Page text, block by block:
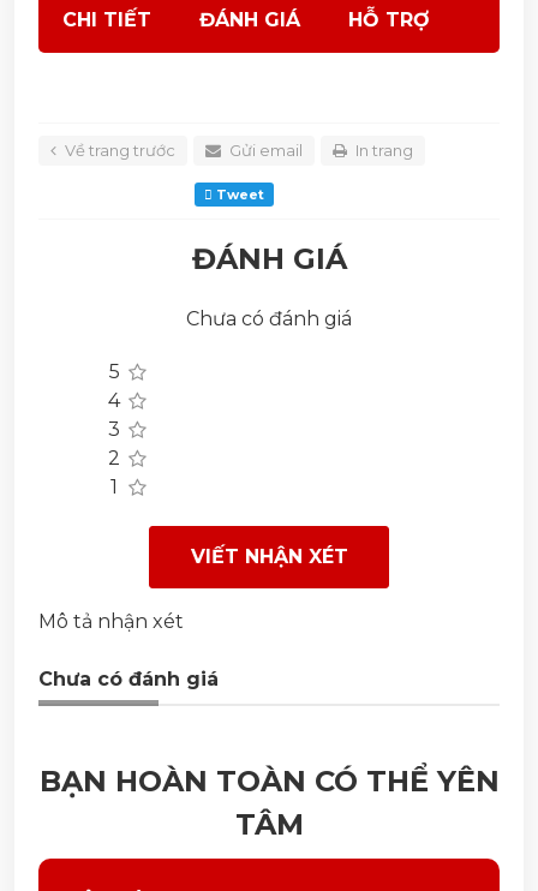
CHI TIẾT ĐÁNH GIÁ HỖ TRỢ
Về trang trước Gửi email In trang
Tweet
ĐÁNH GIÁ
Chưa có đánh giá
5
4
3
2
1
VIẾT NHẬN XÉT
Mô tả nhận xét
Chưa có đánh giá
BẠN HOÀN TOÀN CÓ THỂ YÊN
TÂM